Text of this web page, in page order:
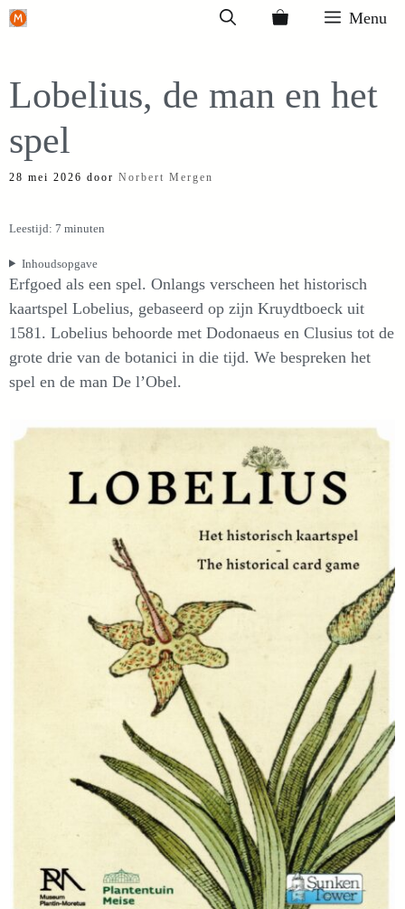
Ga
inhoud
Menu
Lobelius, de man en het
spel
28 mei 2026 door Norbert Mergen
Leestijd: 7 minuten
Inhoudsopgave
Erfgoed als een spel. Onlangs verscheen het historisch
kaartspel Lobelius, gebaseerd op zijn Kruydtboeck uit
1581. Lobelius behoorde met Dodonaeus en Clusius tot de
grote drie van de botanici in die tijd. We bespreken het
spel en de man De l’Obel.